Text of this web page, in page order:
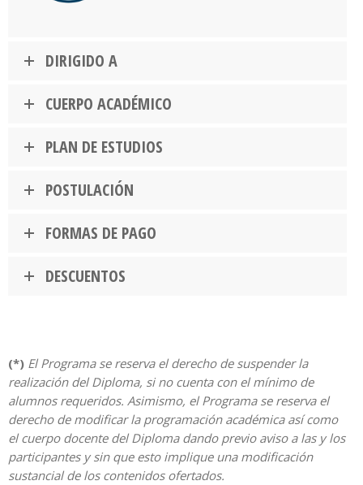
DIRIGIDO A
CUERPO ACADÉMICO
PLAN DE ESTUDIOS
POSTULACIÓN
FORMAS DE PAGO
DESCUENTOS
(*) El Programa se reserva el derecho de suspender la
realización del Diploma, si no cuenta con el mínimo de
alumnos requeridos. Asimismo, el Programa se reserva el
derecho de modificar la programación académica así como
el cuerpo docente del Diploma dando previo aviso a las y los
participantes y sin que esto implique una modificación
sustancial de los contenidos ofertados.